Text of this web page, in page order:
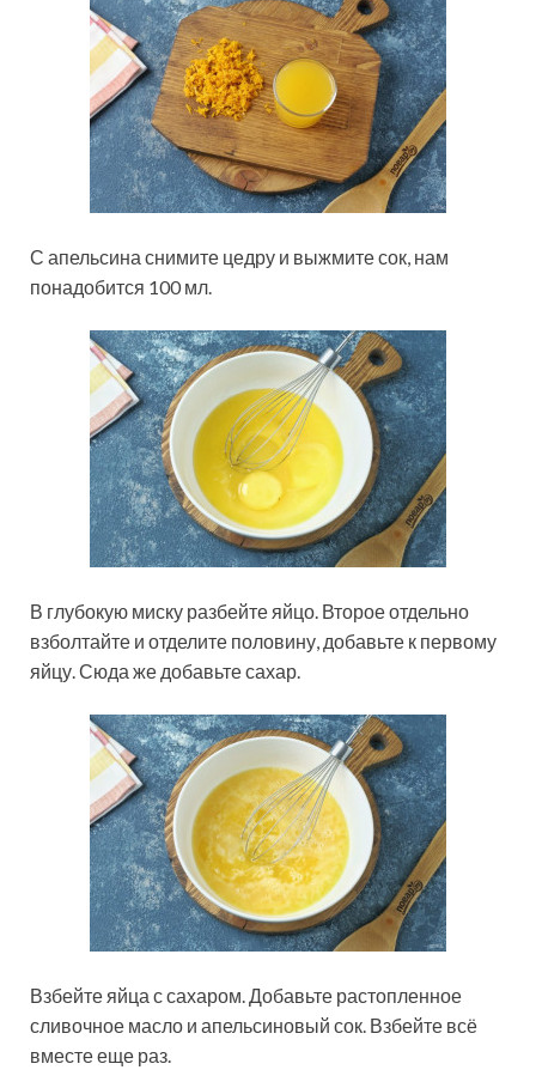
С апельсина снимите цедру и выжмите сок, нам
понадобится 100 мл.
В глубокую миску разбейте яйцо. Второе отдельно
взболтайте и отделите половину, добавьте к первому
яйцу. Сюда же добавьте сахар.
Взбейте яйца с сахаром. Добавьте растопленное
сливочное масло и апельсиновый сок. Взбейте всё
вместе еще раз.